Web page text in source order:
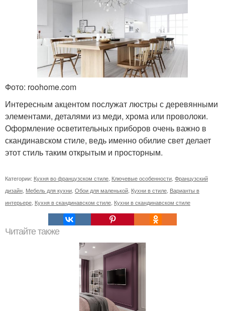
Фото: roohome.com
Интересным акцентом послужат люстры с деревянными
элементами, деталями из меди, хрома или проволоки.
Оформление осветительных приборов очень важно в
скандинавском стиле, ведь именно обилие свет делает
этот стиль таким открытым и просторным.
Категории: Кухня во французском стиле, Ключевые особенности, Французский
дизайн, Мебель для кухни, Обои для маленькой, Кухни в стиле, Варианты в
интерьере, Кухня в скандинавском стиле, Кухни в скандинавском стиле
Читайте также